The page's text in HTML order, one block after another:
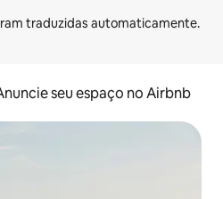
seu espaço no Airbnb